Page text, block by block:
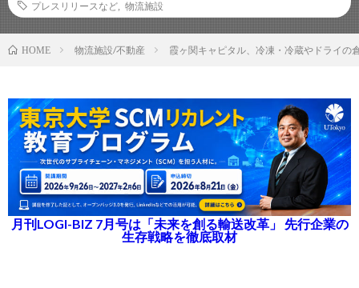
プレスリリースなど
物流施設
HOME 物流施設/不動産 霞ヶ関キャピタル、冷凍・冷蔵やドライの
月刊LOGI-BIZ 7月号は「未来を創る輸送改革」 先行企業の
生存戦略を徹底取材